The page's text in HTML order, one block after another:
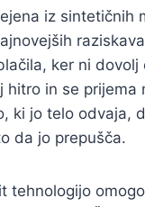
iz sintetičnih
ker ni dovolj
hitro in se prijema
ki jo telo odvaja,
da jo prepušča.
tehnologijo